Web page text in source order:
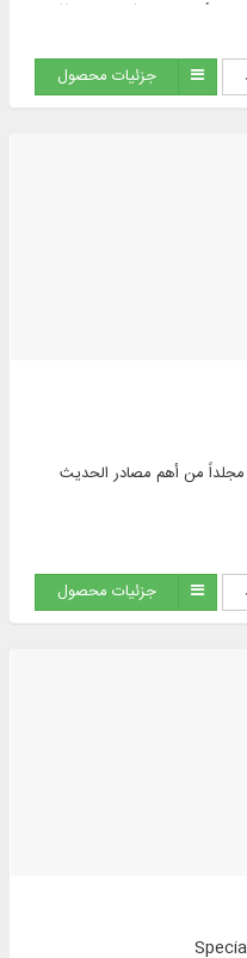
جزئیات محصول
عرض 742 عنوان كتاب ورسالة في 1655 مجلداً من أهم مصادر الحديث
جزئیات محصول